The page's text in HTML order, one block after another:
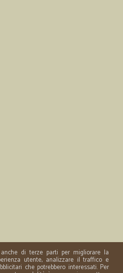
di terze parti per migliorare la
utente, analizzare il traffico e
che potrebbero interessati. Per